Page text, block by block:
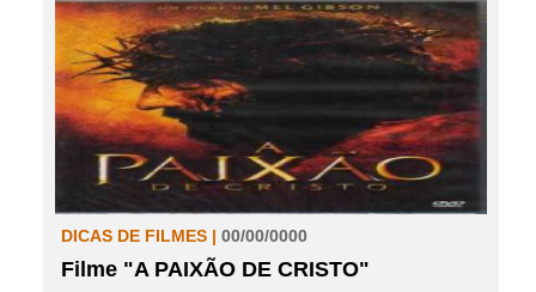
DICAS DE FILMES | 00/00/0000
Filme "A PAIXÃO DE CRISTO"